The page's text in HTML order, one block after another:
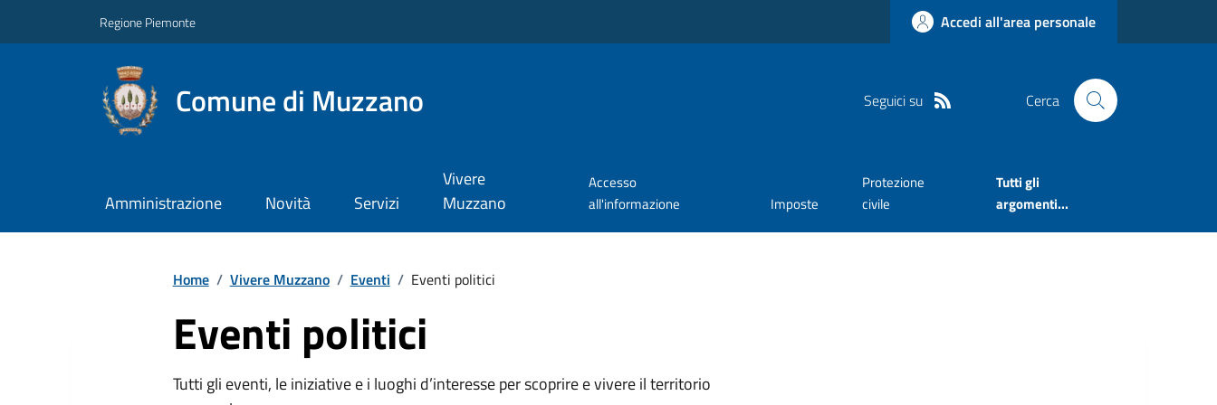
Regione Piemonte Accedi all'area personale
Comune di Muzzano Seguici su Cerca
Amministrazione Novità Servizi
Vivere
Muzzano
Accesso
all'informazione
Imposte
Protezione
civile
Tutti gli
argomenti...
Home / Vivere Muzzano / Eventi / Eventi politici
Eventi politici
Tutti gli eventi, le iniziative e i luoghi d’interesse per scoprire e vivere il territorio